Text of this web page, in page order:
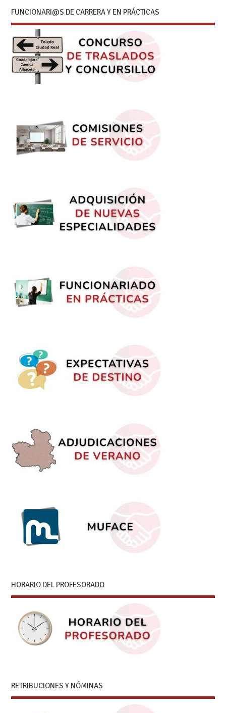
FUNCIONARI@S DE CARRERA Y EN PRÁCTICAS
HORARIO DEL PROFESORADO
RETRIBUCIONES Y NÓMINAS